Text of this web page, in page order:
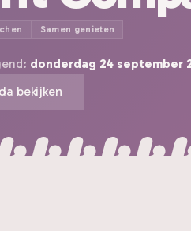
Samen genieten
donderdag 24 september
bekijken